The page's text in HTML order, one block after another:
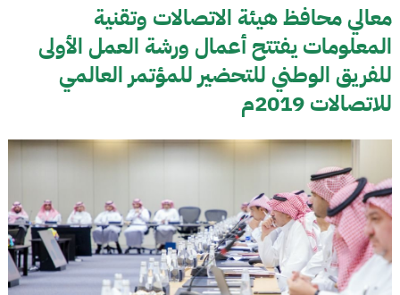
معالي محافظ هيئة الاتصالات وتقنية
المعلومات يفتتح أعمال ورشة العمل الأولى
للفريق الوطني للتحضير للمؤتمر العالمي
للاتصالات 2019م